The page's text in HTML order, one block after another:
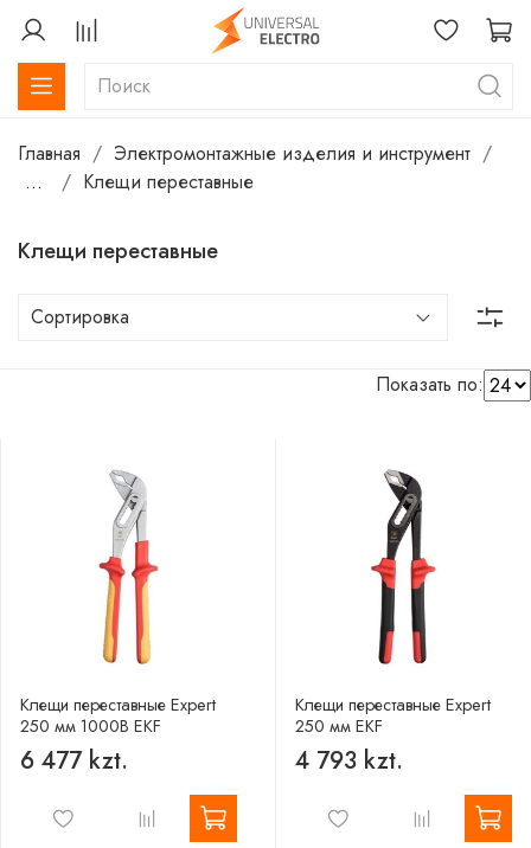
Главная
Электромонтажные изделия и инструмент
...
Клещи переставные
Клещи переставные
Показать по:
Клещи переставные Expert
250 мм 1000В EKF
6 477 kzt.
Клещи переставные Expert
250 мм EKF
4 793 kzt.